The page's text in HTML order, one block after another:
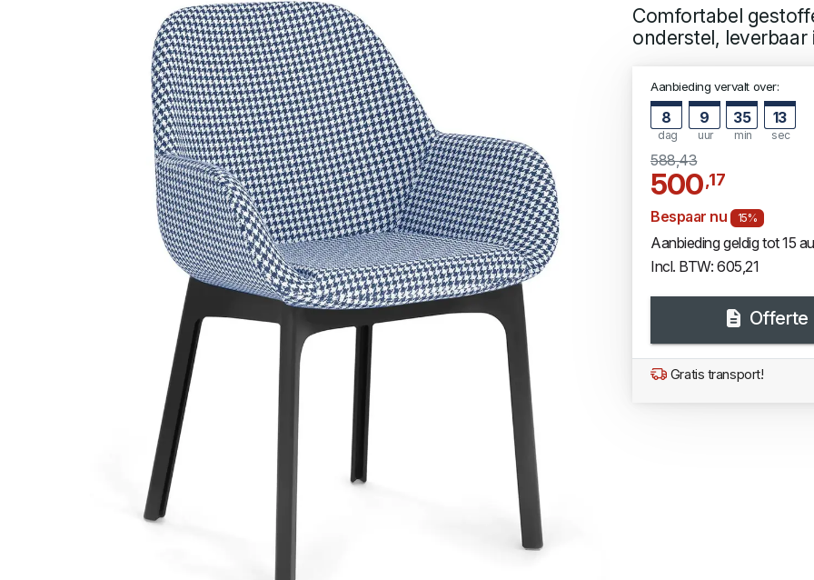
Comfortabel
onderstel,
Aanbieding vervalt over:
8
dag
9
uur
35
min
12
sec
588,43
500,17
Bespaar nu 15%
Aanbieding geldig tot 15
Incl. BTW: 605,21
Offerte
Gratis transport!